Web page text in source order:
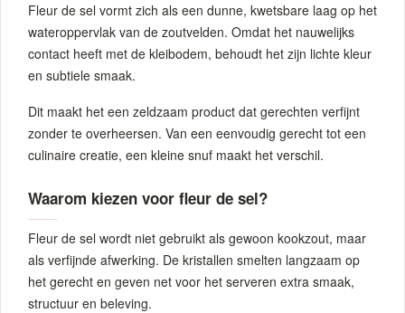
Fleur de sel vormt zich als een dunne, kwetsbare laag op het
wateroppervlak van de zoutvelden. Omdat het nauwelijks
contact heeft met de kleibodem, behoudt het zijn lichte kleur
en subtiele smaak.
Dit maakt het een zeldzaam product dat gerechten verfijnt
zonder te overheersen. Van een eenvoudig gerecht tot een
culinaire creatie, een kleine snuf maakt het verschil.
Waarom kiezen voor fleur de sel?
Fleur de sel wordt niet gebruikt als gewoon kookzout, maar
als verfijnde afwerking. De kristallen smelten langzaam op
het gerecht en geven net voor het serveren extra smaak,
structuur en beleving.